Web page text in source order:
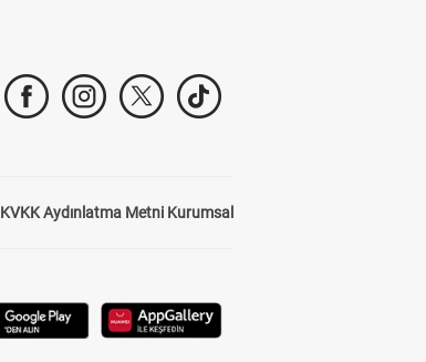
KVKK Aydınlatma Metni Kurumsal